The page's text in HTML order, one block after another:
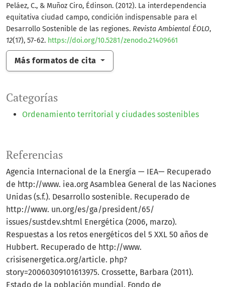
Categorías
Ordenamiento territorial y ciudades sostenibles
Peláez, C., & Muñoz Ciro, Édinson. (2012). La interdependencia
equitativa ciudad campo, condición indispensable para el
Desarrollo Sostenible de las regiones. Revista Ambiental ÉOLO,
12(17), 57-62. https://doi.org/10.5281/zenodo.21409661
Más formatos de cita
Referencias
Agencia Internacional de la Energía — IEA— Recuperado
de http://www. iea.org Asamblea General de las Naciones
Unidas (s.f.). Desarrollo sostenible. Recuperado de
http://www. un.org/es/ga/president/65/
issues/sustdev.shtml Energética (2006, marzo).
Respuestas a los retos energéticos del 5 XXL 50 años de
Hubbert. Recuperado de http://www.
crisisenergetica.org/article. php?
story=20060309101613975. Crossette, Barbara (2011).
Estado de la población mundial. Fondo de